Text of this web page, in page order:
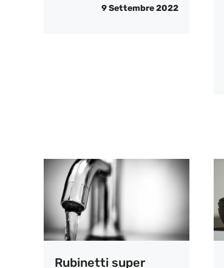
9 Settembre 2022
Rubinetti super